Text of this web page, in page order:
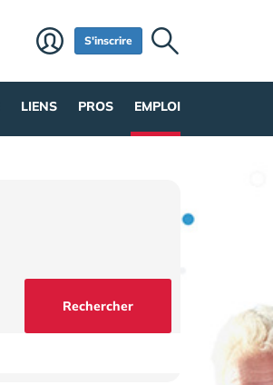
S'inscrire
LIENS PROS EMPLOI
Rechercher